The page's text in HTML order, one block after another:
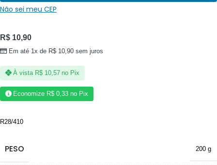
Não sei meu CEP
R$ 10,90
Em até 1x de R$ 10,90 sem juros
À vista R$10,57 no Pix
Economize R$ 0,33 no Pix
R28/410
PESO 200 g